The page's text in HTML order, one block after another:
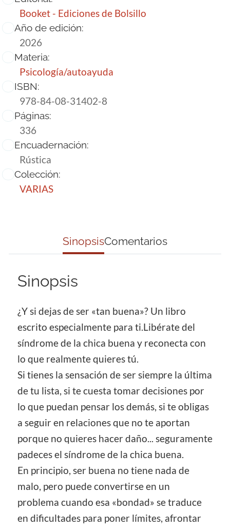
Booket - Ediciones de Bolsillo
Año de edición:
2026
Materia:
Psicología/autoayuda
ISBN:
978-84-08-31402-8
Páginas:
336
Encuadernación:
Rústica
Colección:
VARIAS
SinopsisComentarios
Sinopsis
¿Y si dejas de ser «tan buena»? Un libro
escrito especialmente para ti.Libérate del
síndrome de la chica buena y reconecta con
lo que realmente quieres tú.
Si tienes la sensación de ser siempre la última
de tu lista, si te cuesta tomar decisiones por
lo que puedan pensar los demás, si te obligas
a seguir en relaciones que no te aportan
porque no quieres hacer daño... seguramente
padeces el síndrome de la chica buena.
En principio, ser buena no tiene nada de
malo, pero puede convertirse en un
problema cuando esa «bondad» se traduce
en dificultades para poner límites, afrontar